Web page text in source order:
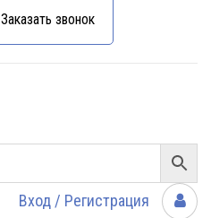
Заказать звонок
Вход / Регистрация